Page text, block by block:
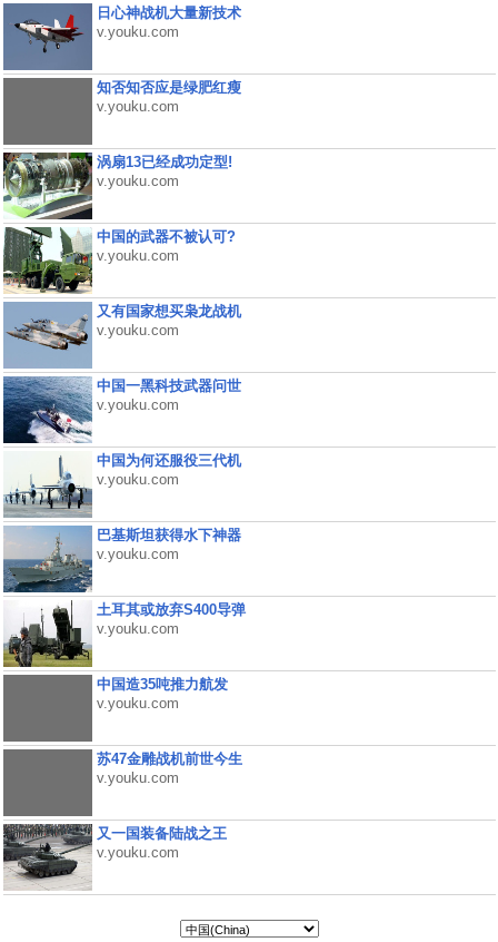
日心神战机大量新技术
v.youku.com
知否知否应是绿肥红瘦
v.youku.com
涡扇13已经成功定型!
v.youku.com
中国的武器不被认可?
v.youku.com
又有国家想买枭龙战机
v.youku.com
中国一黑科技武器问世
v.youku.com
中国为何还服役三代机
v.youku.com
巴基斯坦获得水下神器
v.youku.com
土耳其或放弃S400导弹
v.youku.com
中国造35吨推力航发
v.youku.com
苏47金雕战机前世今生
v.youku.com
又一国装备陆战之王
v.youku.com